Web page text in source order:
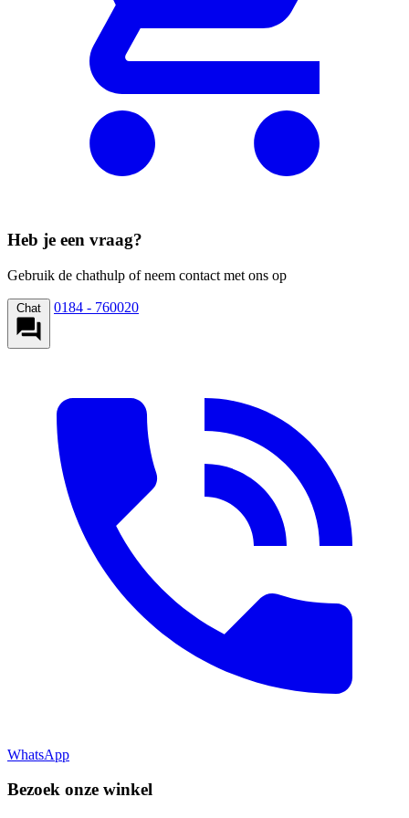
Heb je een vraag?
Gebruik de chathulp of neem contact met ons op
Chat 0184 - 760020
WhatsApp
Bezoek onze winkel